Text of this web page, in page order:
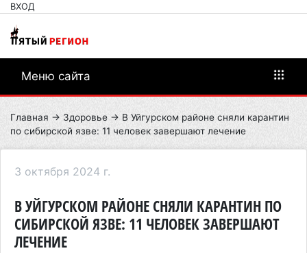
ВХОД
Меню сайта
Главная → Здоровье → В Уйгурском районе сняли карантин
по сибирской язве: 11 человек завершают лечение
3 октября 2024 г.
В УЙГУРСКОМ РАЙОНЕ СНЯЛИ КАРАНТИН ПО
СИБИРСКОЙ ЯЗВЕ: 11 ЧЕЛОВЕК ЗАВЕРШАЮТ
ЛЕЧЕНИЕ